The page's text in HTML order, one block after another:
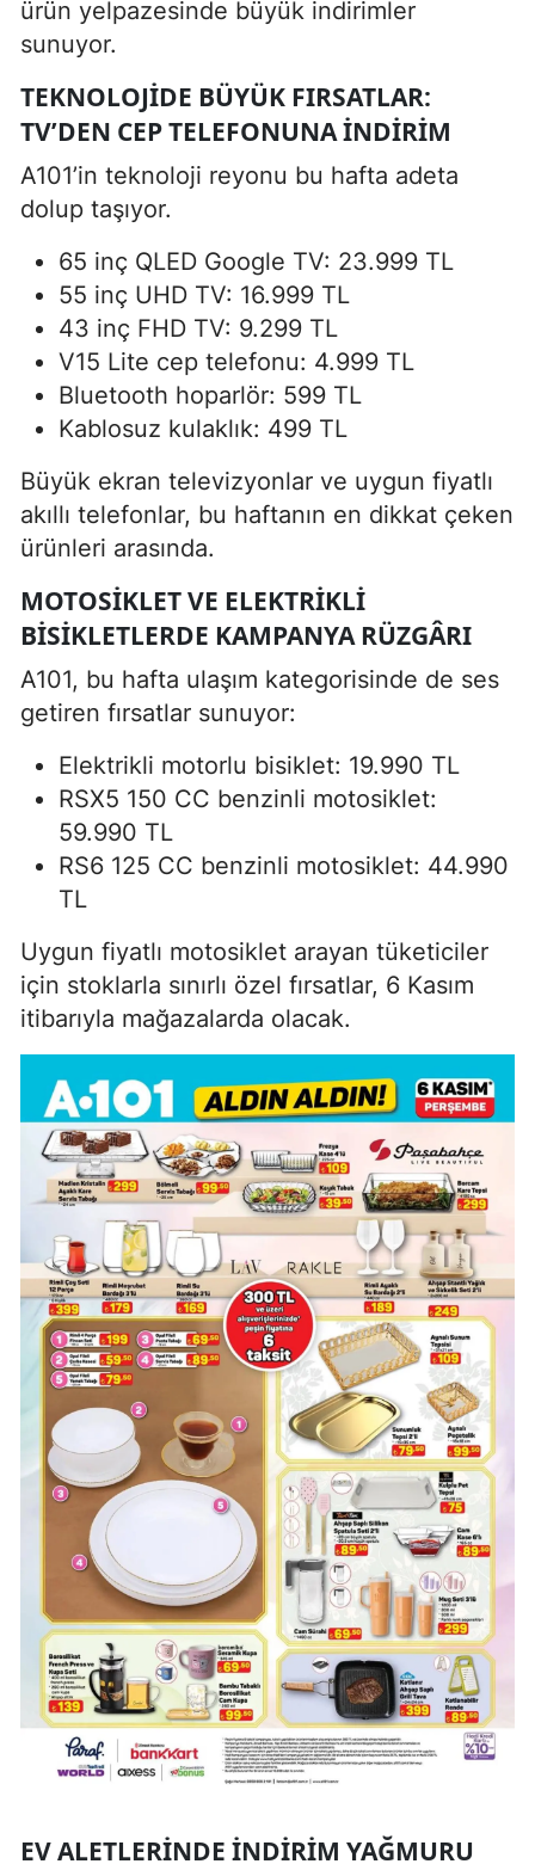
ürün yelpazesinde büyük indirimler
sunuyor.
TEKNOLOJIDE BÜYÜK FIRSATLAR:
TV’DEN CEP TELEFONUNA İNDIRIM
A101’in teknoloji reyonu bu hafta adeta
dolup taşıyor.
65 inç QLED Google TV: 23.999 TL
55 inç UHD TV: 16.999 TL
43 inç FHD TV: 9.299 TL
V15 Lite cep telefonu: 4.999 TL
Bluetooth hoparlör: 599 TL
Kablosuz kulaklık: 499 TL
Büyük ekran televizyonlar ve uygun fiyatlı
akıllı telefonlar, bu haftanın en dikkat çeken
ürünleri arasında.
MOTOSIKLET VE ELEKTRIKLI
BISIKLETLERDE KAMPANYA RÜZGÂRI
A101, bu hafta ulaşım kategorisinde de ses
getiren fırsatlar sunuyor:
Elektrikli motorlu bisiklet: 19.990 TL
RSX5 150 CC benzinli motosiklet:
59.990 TL
RS6 125 CC benzinli motosiklet: 44.990
TL
Uygun fiyatlı motosiklet arayan tüketiciler
için stoklarla sınırlı özel fırsatlar, 6 Kasım
itibarıyla mağazalarda olacak.
EV ALETLERINDE İNDIRIM YAĞMURU